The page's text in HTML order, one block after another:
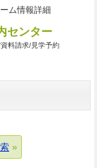
ム情報詳細
センター
料請求/見学予約